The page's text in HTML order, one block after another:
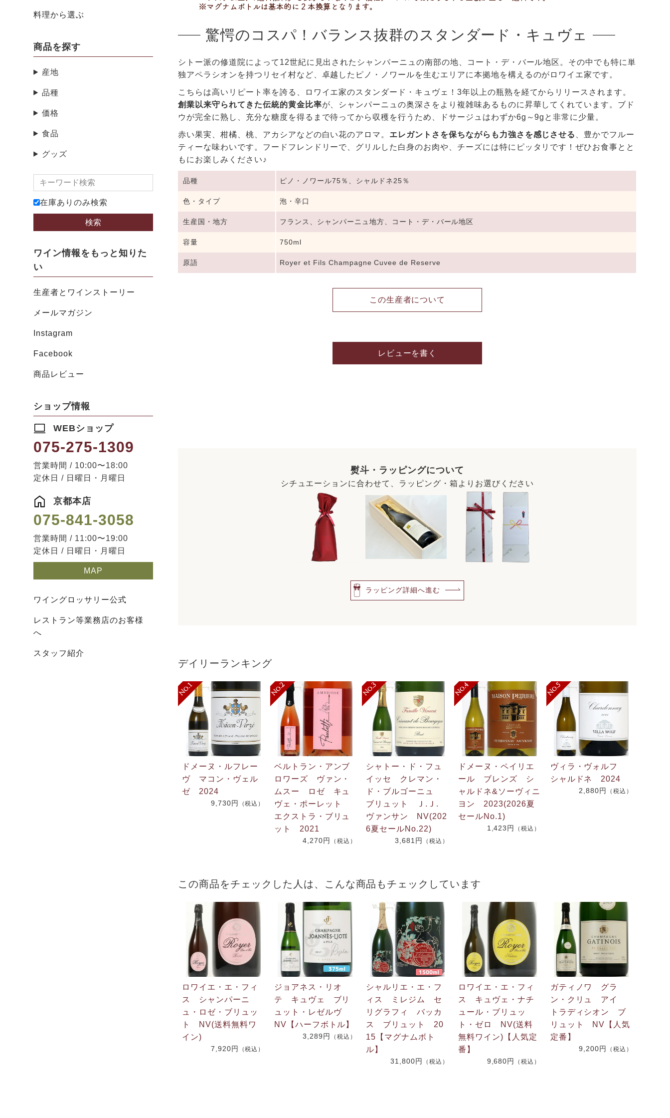
料理から選ぶ
商品を探す
産地
品種
価格
食品
グッズ
在庫ありのみ検索
検索
ワイン情報をもっと知りた
い
生産者とワインストーリー
メールマガジン
Instagram
Facebook
商品レビュー
ショップ情報
WEBショップ
075-275-1309
営業時間 / 10:00〜18:00
定休日 / 日曜日・月曜日
京都本店
075-841-3058
営業時間 / 11:00〜19:00
定休日 / 日曜日・月曜日
MAP
ワイングロッサリー公式
レストラン等業務店のお客様
へ
スタッフ紹介
驚愕のコスパ！バランス抜群のスタンダード・キュヴェ
シトー派の修道院によって12世紀に見出されたシャンパーニュの南部の地、コート・デ・バール地区。その中でも特に単
独アペラシオンを持つリセイ村など、卓越したピノ・ノワールを生むエリアに本拠地を構えるのがロワイエ家です。
こちらは高いリピート率を誇る、ロワイエ家のスタンダード・キュヴェ！3年以上の瓶熟を経てからリリースされます。
創業以来守られてきた伝統的黄金比率が、シャンパーニュの奥深さをより複雑味あるものに昇華してくれています。ブド
ウが完全に熟し、充分な糖度を得るまで待ってから収穫を行うため、ドサージュはわずか6g～9gと非常に少量。
赤い果実、柑橘、桃、アカシアなどの白い花のアロマ。 エレガントさを保ちながらも力強さを感じさせる
、豊かでフルー
ティーな味わいです。フードフレンドリーで、グリルした白身のお肉や、チーズには特にピッタリです！ぜひお食事とと
もにお楽しみください♪
品種 ピノ・ノワール75％、シャルドネ25％
色・タイプ 泡・辛口
生産国・地方 フランス、シャンパーニュ地方、コート・デ・バール地区
容量 750ml
原語 Royer et Fils Champagne Cuvee de Reserve
この生産者について
レビューを書く
熨斗・ラッピングについて
シチュエーションに合わせて、ラッピング・箱よりお選びください
ラッピング詳細へ進む
デイリーランキング
ドメーヌ・ルフレー
ヴ マコン・ヴェル
ゼ 2024
9,730円 （税込）
ベルトラン・アンブ
ロワーズ ヴァン・
ムスー ロゼ キュ
ヴェ・ポーレット
エクストラ・ブリュ
ット 2021
4,270円 （税込）
シャトー・ド・フュ
イッセ クレマン・
ド・ブルゴーニュ
ブリュット Ｊ.Ｊ.
ヴァンサン NV(202
6夏セールNo.22)
3,681円 （税込）
ドメーヌ・ペイリエ
ール ブレンズ シ
ャルドネ&ソーヴィニ
ヨン 2023(2026夏
セールNo.1)
1,423円 （税込）
ヴィラ・ヴォルフ
シャルドネ 2024
2,880円 （税込）
この商品をチェックした人は、こんな商品もチェックしています
ロワイエ・エ・フィ
ス シャンパーニ
ュ・ロゼ・ブリュッ
ト NV(送料無料ワ
イン)
7,920円 （税込）
ジョアネス・リオ
テ キュヴェ ブリ
ュット・レゼルヴ
NV【ハーフボトル】
3,289円 （税込）
シャルリエ・エ・フ
ィス ミレジム セ
リグラフィ バッカ
ス ブリュット 20
15【マグナムボト
ル】
31,800円 （税込）
ロワイエ・エ・フィ
ス キュヴェ・ナチ
ュール・ブリュッ
ト・ゼロ NV(送料
無料ワイン)【人気定
番】
9,680円 （税込）
ガティノワ グラ
ン・クリュ アイ
トラディシオン ブ
リュット NV【人気
定番】
9,200円 （税込）